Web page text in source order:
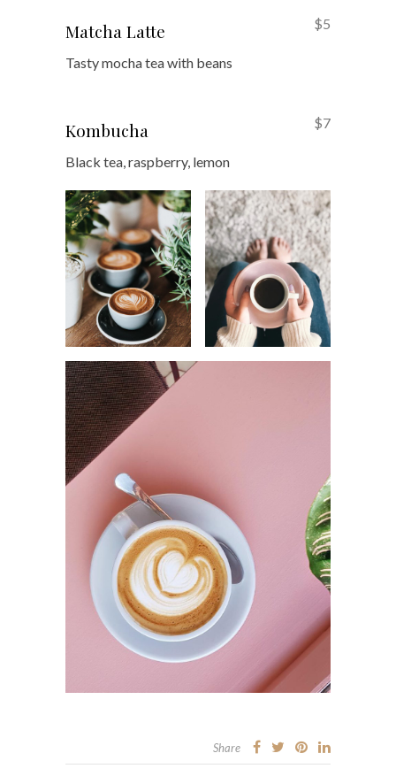
Matcha Latte
Tasty mocha tea with beans
$5
Kombucha
Black tea, raspberry, lemon
$7
Share